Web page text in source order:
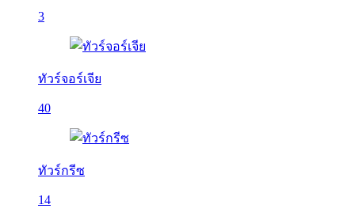
3
ทัวร์จอร์เจีย
40
ทัวร์กรีซ
14